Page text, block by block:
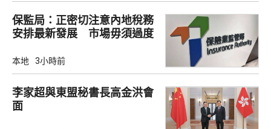
保監局：正密切注意內地稅務
安排最新發展 市場毋須過度
本地 3小時前
李家超與東盟秘書長高金洪會
面